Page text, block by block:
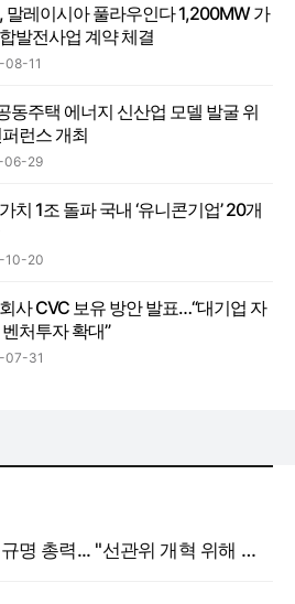
말레이시아 풀라우인다 1,200MW 가
발전사업 계약 체결
08-11
동주택 에너지 신산업 모델 발굴 위
런스 개최
06-29
치 1조 돌파 국내 ‘유니콘기업’ 20개
10-20
사 CVC 보유 방안 발표…“대기업 자
처투자 확대”
07-31
정부, '참정권 침해' 규명 총력... "선관위 개혁 위해 국정조사 등 모든 조치"